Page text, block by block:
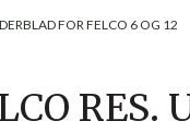
FOR FELCO 6 OG 12
RES.